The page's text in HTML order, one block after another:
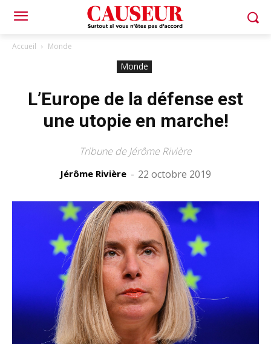
Accueil Monde
Monde
L’Europe de la défense est
une utopie en marche!
Tribune de Jérôme Rivière
Jérôme Rivière - 22 octobre 2019